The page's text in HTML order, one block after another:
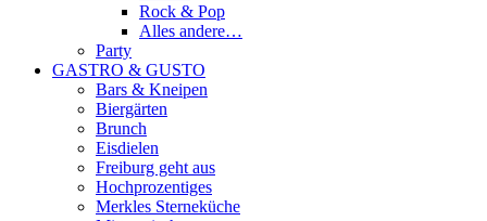
Rock & Pop
Alles andere…
Party
GASTRO & GUSTO
Bars & Kneipen
Biergärten
Brunch
Eisdielen
Freiburg geht aus
Hochprozentiges
Merkles Sterneküche